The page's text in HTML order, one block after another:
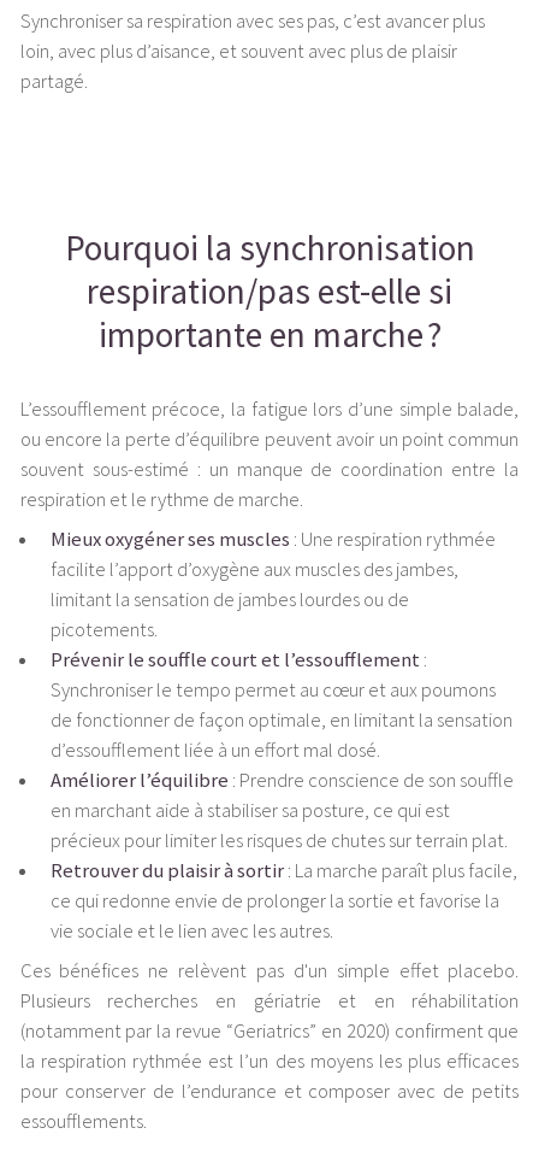
Synchroniser sa respiration avec ses pas, c’est avancer plus
loin, avec plus d’aisance, et souvent avec plus de plaisir
partagé.
Pourquoi la synchronisation
respiration/pas est-elle si
importante en marche ?
L’essoufflement précoce, la fatigue lors d’une simple balade,
ou encore la perte d’équilibre peuvent avoir un point commun
souvent sous-estimé : un manque de coordination entre la
respiration et le rythme de marche.
Mieux oxygéner ses muscles : Une respiration rythmée
facilite l’apport d’oxygène aux muscles des jambes,
limitant la sensation de jambes lourdes ou de
picotements.
Prévenir le souffle court et l’essoufflement :
Synchroniser le tempo permet au cœur et aux poumons
de fonctionner de façon optimale, en limitant la sensation
d’essoufflement liée à un effort mal dosé.
Améliorer l’équilibre : Prendre conscience de son souffle
en marchant aide à stabiliser sa posture, ce qui est
précieux pour limiter les risques de chutes sur terrain plat.
Retrouver du plaisir à sortir: La marche paraît plus facile,
ce qui redonne envie de prolonger la sortie et favorise la
vie sociale et le lien avec les autres.
Ces bénéfices ne relèvent pas d'un simple effet placebo.
Plusieurs recherches en gériatrie et en réhabilitation
(notamment par la revue “Geriatrics” en 2020) confirment que
la respiration rythmée est l’un des moyens les plus efficaces
pour conserver de l’endurance et composer avec de petits
essoufflements.